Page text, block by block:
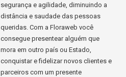
segurança e agilidade, diminuindo a
distância e saudade das pessoas
queridas. Com a Floraweb você
consegue presentear alguém que
mora em outro país ou Estado,
conquistar e fidelizar novos clientes e
parceiros com um presente